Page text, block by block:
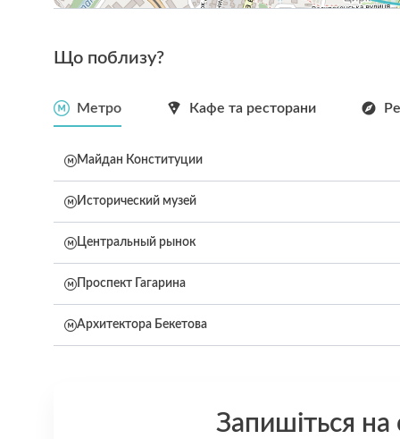
Що поблизу?
Метро Кафе та ресторани
Майдан Конституции
Исторический музей
Центральный рынок
Проспект Гагарина
Архитектора Бекетова
Запишіться на